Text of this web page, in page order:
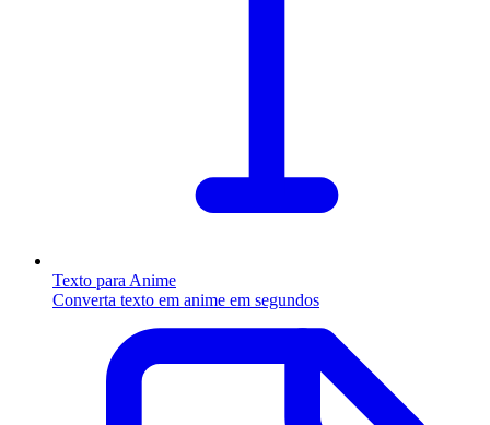
Texto para Anime
Converta texto em anime em segundos